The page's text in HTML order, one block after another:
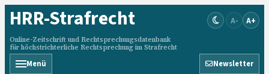
HRR-Strafrecht
Online-Zeitschrift und Rechtsprechungsdatenbank
für höchstrichterliche Rechtsprechung im Strafrecht
A- A+
Menü Newsletter